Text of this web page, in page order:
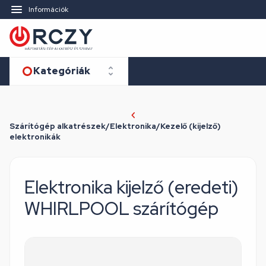
Információk
Kategóriák
Szárítógép alkatrészek/Elektronika/Kezelő (kijelző)
elektronikák
Elektronika kijelző (eredeti)
WHIRLPOOL szárítógép